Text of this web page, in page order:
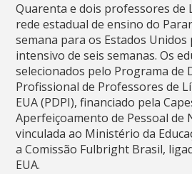
Quarenta e dois professores de
rede estadual de ensino do
semana para os Estados
intensivo de seis semanas. Os
selecionados pelo Programa de
Profissional de Professores de
EUA (PDPI), financiado pela
Aperfeiçoamento de Pessoal de
vinculada ao Ministério da
a Comissão Fulbright Brasil,
EUA.